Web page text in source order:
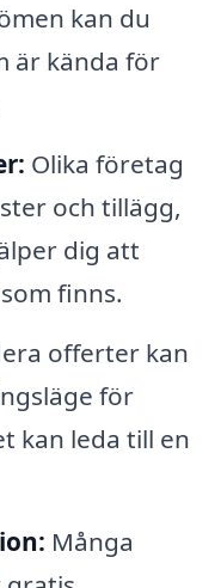
kan du
är kända för
Olika företag
och tillägg,
dig att
finns.
offerter kan
för
kan leda till en
Många